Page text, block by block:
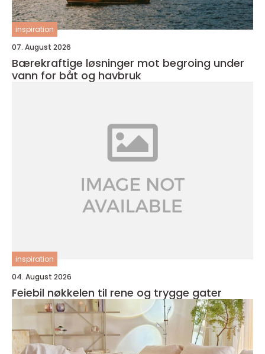
inspiration
07. August 2026
Bærekraftige løsninger mot begroing under
vann for båt og havbruk
inspiration
04. August 2026
Feiebil nøkkelen til rene og trygge gater